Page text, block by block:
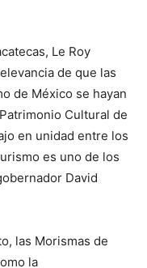
Le Roy
de que las
de México se hayan
Cultural de
en unidad entre los
es uno de los
David
las Morismas de
la